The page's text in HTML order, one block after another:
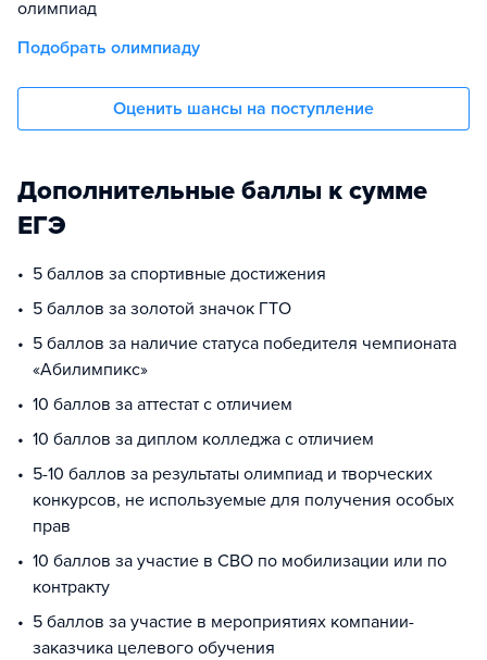
олимпиад
Подобрать олимпиаду
Оценить шансы на поступление
Дополнительные баллы к сумме
ЕГЭ
5 баллов за спортивные достижения
5 баллов за золотой значок ГТО
5 баллов за наличие статуса победителя чемпионата
«Абилимпикс»
10 баллов за аттестат с отличием
10 баллов за диплом колледжа с отличием
5-10 баллов за результаты олимпиад и творческих
конкурсов, не используемые для получения особых
прав
10 баллов за участие в СВО по мобилизации или по
контракту
5 баллов за участие в мероприятиях компании-
заказчика целевого обучения